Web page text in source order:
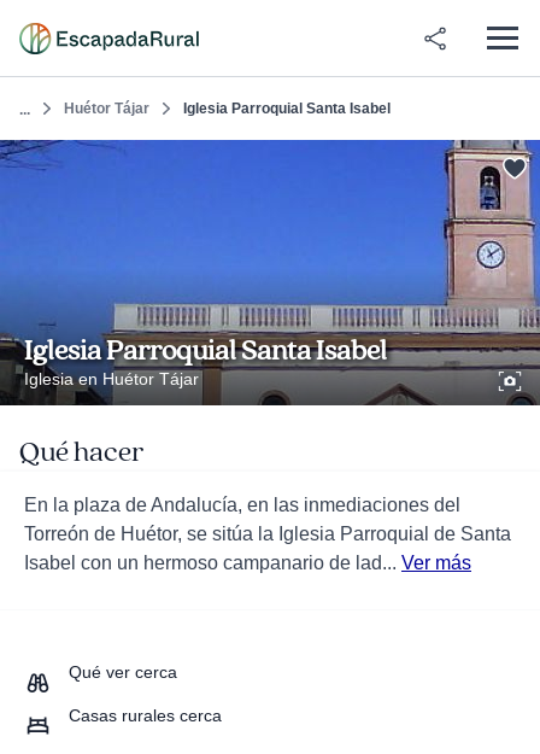
... Huétor Tájar Iglesia Parroquial Santa Isabel
Iglesia Parroquial Santa Isabel
Iglesia en Huétor Tájar
Qué hacer
En la plaza de Andalucía, en las inmediaciones del
Torreón de Huétor, se sitúa la Iglesia Parroquial de Santa
Isabel con un hermoso campanario de lad... Ver más
Qué ver cerca
Casas rurales cerca